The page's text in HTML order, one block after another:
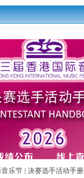
乐节 | 决赛选手活动手册